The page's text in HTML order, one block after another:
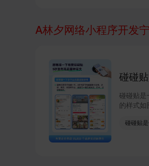
A林夕网络小程序开发
碰碰
碰碰贴是
的样式如
碰碰贴